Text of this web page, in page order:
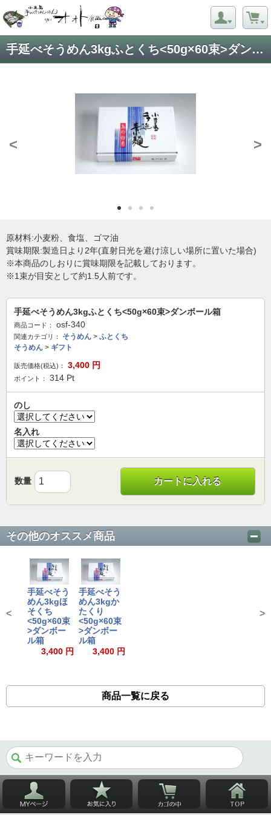
手延べそうめん3kgふとくち<50g×60束>ダンボール箱
< >
原材料:小麦粉、食塩、ゴマ油
賞味期限:製造日より2年(直射日光を避け涼しい場所に置いた場合)
※本商品のしおりに賞味期限を記載しております。
※1束が目安として約1.5人前です。
手延べそうめん3kgふとくち<50g×60束>ダンボール箱
商品コード： osf-340
関連カテゴリ： そうめん > ふとくち
そうめん > ギフト
販売価格(税込)： 3,400 円
ポイント： 314 Pt
のし
名入れ
数量 カートに入れる
その他のオススメ商品
手延べそう
めん3kgほ
そくち
<50g×60束
>ダンボー
ル箱
3,400 円
手延べそう
めん3kgか
たくり
<50g×60束
>ダンボー
ル箱
3,400 円
< >
商品一覧に戻る